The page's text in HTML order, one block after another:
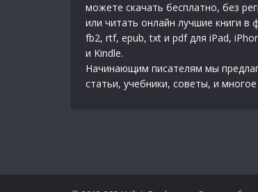
можете скачать бесплатно, без
или читать онлайн лучшие книги в
fb2, rtf, epub, txt и pdf для iPad,
и Kindle.
Начинающим писателям мы
статьи, учебники, советы, и многое